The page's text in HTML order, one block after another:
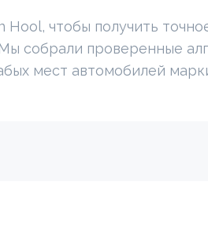
чтобы получить
собрали проверенные
мест автомобилей